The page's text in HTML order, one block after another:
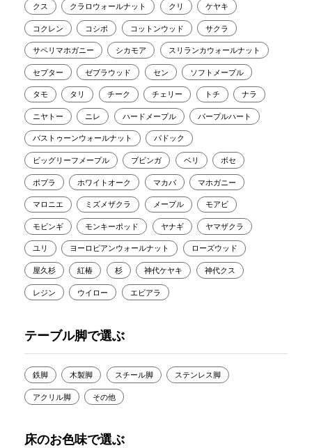
クス クラロウォールナット クリ ケヤキ
コクレン コシポ コットンウッド サクラ
サペリマホガニー シカモア スリランカウォールナット
セプター ゼブラウッド セン ソフトメープル
タモ タリ チーク チェリー トチ ナラ
ニヤトー ニレ ハードメープル パープルハート
バストゥーンウォールナット パドック
ビッグリーフメープル ブビンガ ベリ ボセ
ポプラ ホワイトオーク マカバ マホガニー
マロニエ ミズメザクラ メープル モアビ
モビンギ モンキーポッド ヤナギ ヤマザクラ
ユリ ヨーロピアンウォールナット ローズウッド
屋久杉 紅椿 杉 神代ケヤキ 神代クス
レジン ウイロー エビアラ
テーブル脚で選ぶ
鉄脚 木製脚 スチール脚 ステンレス脚
アクリル脚 その他
床のお色味で選ぶ